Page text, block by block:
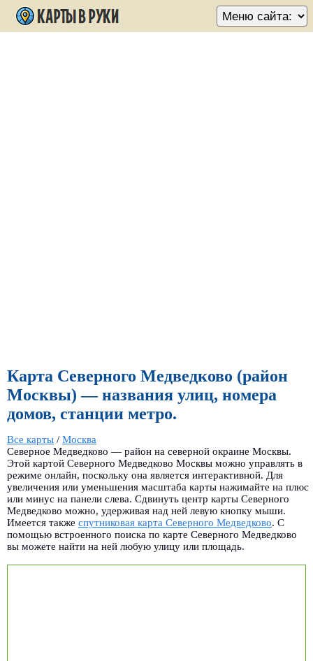
Карта Северного Медведково (район
Москвы) — названия улиц, номера
домов, станции метро.
Все карты / Москва
Северное Медведково — район на северной окраине Москвы.
Этой картой Северного Медведково Москвы можно управлять в
режиме онлайн, поскольку она является интерактивной. Для
увеличения или уменьшения масштаба карты нажимайте на плюс
или минус на панели слева. Сдвинуть центр карты Северного
Медведково можно, удерживая над ней левую кнопку мыши.
Имеется также спутниковая карта Северного Медведково. С
помощью встроенного поиска по карте Северного Медведково
вы можете найти на ней любую улицу или площадь.